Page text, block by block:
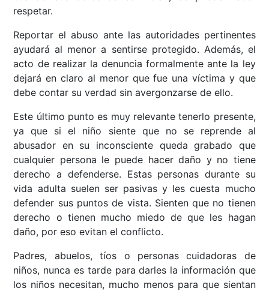
respetar.
Reportar el abuso ante las autoridades pertinentes
ayudará al menor a sentirse protegido. Además, el
acto de realizar la denuncia formalmente ante la ley
dejará en claro al menor que fue una víctima y que
debe contar su verdad sin avergonzarse de ello.
Este último punto es muy relevante tenerlo presente,
ya que si el niño siente que no se reprende al
abusador en su inconsciente queda grabado que
cualquier persona le puede hacer daño y no tiene
derecho a defenderse. Estas personas durante su
vida adulta suelen ser pasivas y les cuesta mucho
defender sus puntos de vista. Sienten que no tienen
derecho o tienen mucho miedo de que les hagan
daño, por eso evitan el conflicto.
Padres, abuelos, tíos o personas cuidadoras de
niños, nunca es tarde para darles la información que
los niños necesitan, mucho menos para que sientan